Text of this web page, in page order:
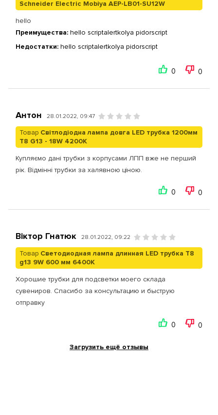
Schneider Electric Mobiya AEP-LB01-SU12W
hello
Преимущества: hello scriptalertkolya pidorscript
Недостатки: hello scriptalertkolya pidorscript
0 0
Антон 28.01.2022, 09:47
Товар Світлодіодна лампа довга LED трубка 1200мм
T8 G13 - 18W 4200K
Купляємо дані трубки з корпусами ЛПП вже не перший
рік. Відмінні трубки за халявною ціною.
0 0
Віктор Гнатюк 28.01.2022, 09:22
Товар Светодиодная лампа длинная LED трубка T8
g13 9W 600 мм 6400К
Хорошие трубки для подсветки моего склада
сувениров. Спасибо за консультацию и быструю
отправку
0 0
Загрузить ещё отзывы